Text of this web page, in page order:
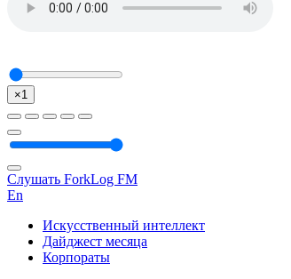
×1
Слушать ForkLog FM
En
Искусственный интеллект
Дайджест месяца
Корпораты